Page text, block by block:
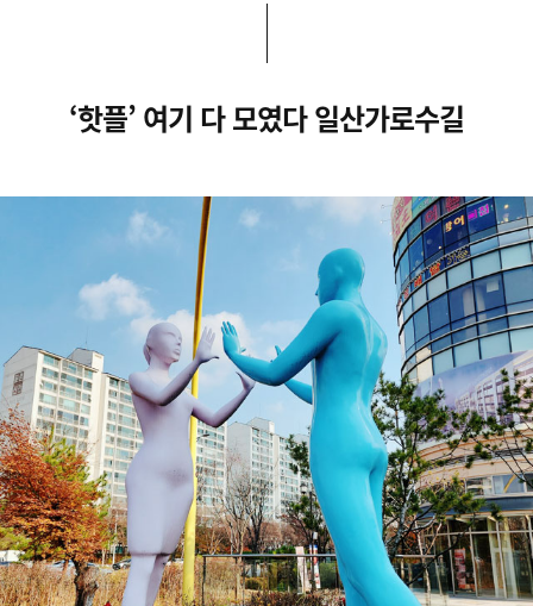
‘핫플’ 여기 다 모였다 일산가로수길